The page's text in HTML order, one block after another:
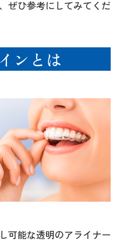
ぜひ参考にしてみてくだ
ンとは
可能な透明のアライナー